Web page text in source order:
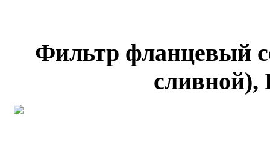
Фильтр фланцевый
сливной),